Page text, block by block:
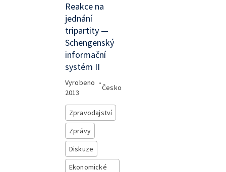
Reakce na
jednání
tripartity —
Schengenský
informační
systém II
Vyrobeno
2013
•
Česko
Zpravodajství
Zprávy
Diskuze
Ekonomické